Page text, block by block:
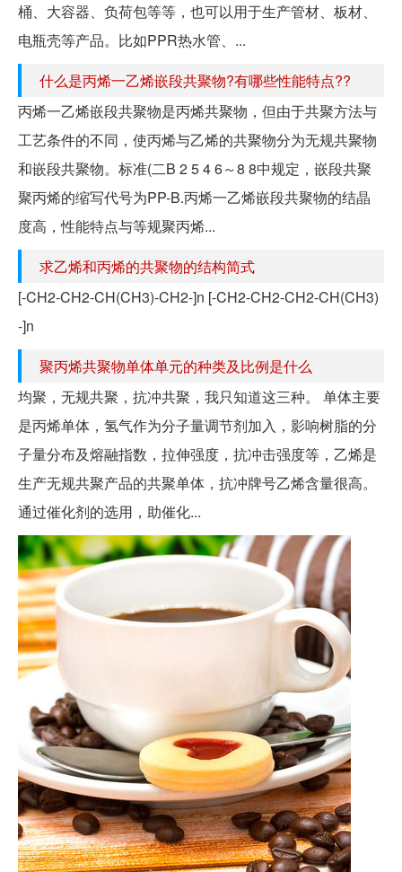
桶、大容器、负荷包等等，也可以用于生产管材、板材、
电瓶壳等产品。比如PPR热水管、...
什么是丙烯一乙烯嵌段共聚物?有哪些性能特点??
丙烯一乙烯嵌段共聚物是丙烯共聚物，但由于共聚方法与
工艺条件的不同，使丙烯与乙烯的共聚物分为无规共聚物
和嵌段共聚物。标准(二B 2 5 4 6～8 8中规定，嵌段共聚
聚丙烯的缩写代号为PP-B.丙烯一乙烯嵌段共聚物的结晶
度高，性能特点与等规聚丙烯...
求乙烯和丙烯的共聚物的结构简式
[-CH2-CH2-CH(CH3)-CH2-]n [-CH2-CH2-CH2-CH(CH3)
-]n
聚丙烯共聚物单体单元的种类及比例是什么
均聚，无规共聚，抗冲共聚，我只知道这三种。 单体主要
是丙烯单体，氢气作为分子量调节剂加入，影响树脂的分
子量分布及熔融指数，拉伸强度，抗冲击强度等，乙烯是
生产无规共聚产品的共聚单体，抗冲牌号乙烯含量很高。
通过催化剂的选用，助催化...